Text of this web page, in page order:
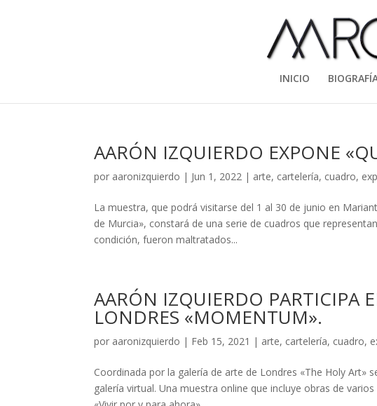
INICIO
AARÓN IZQUIERDO EXPONE
por aaronizquierdo | Jun 1, 2022 | arte, cartelería, cuadro,
La muestra, que podrá visitarse del 1 al 30 de junio en
de Murcia», constará de una serie de cuadros que
condición, fueron maltratados...
AARÓN IZQUIERDO PARTICIPA
LONDRES «MOMENTUM».
por aaronizquierdo | Feb 15, 2021 | arte, cartelería, cuadro,
Coordinada por la galería de arte de Londres «The Holy Art»
galería virtual. Una muestra online que incluye obras de